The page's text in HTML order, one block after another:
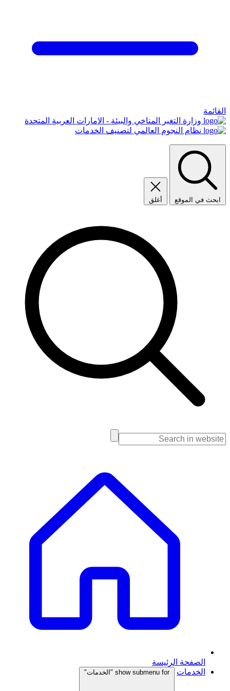
القائمة
وزارة التغير المناخي والبيئة - الامارات العربية المتحدة
نظام النجوم العالمي لتصنيف الخدمات
ابحث في الموقع أغلق
الصفحة الرئيسة
الخدمات
show submenu for "الخدمات"